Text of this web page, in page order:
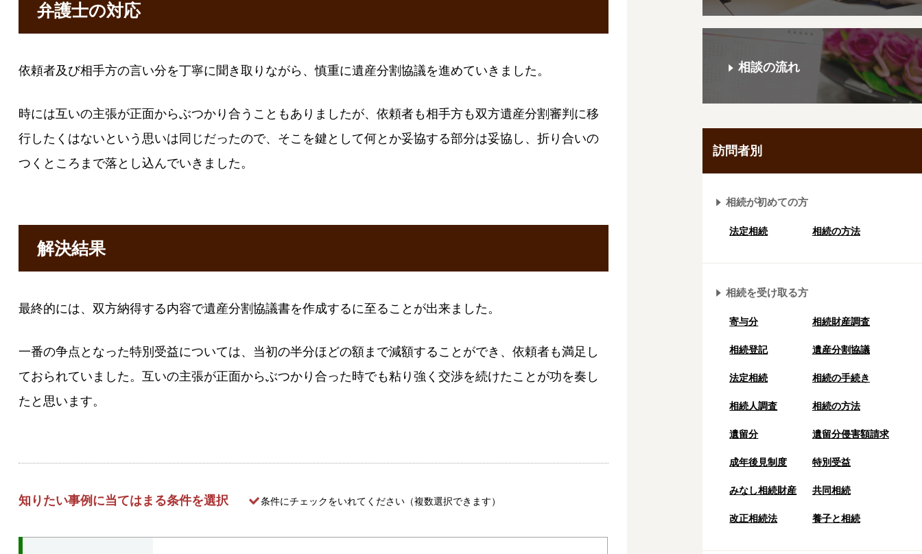
弁護士の対応
依頼者及び相手方の言い分を丁寧に聞き取りながら、慎重に遺産分割協議を進めていきました。
時には互いの主張が正面からぶつかり合うこともありましたが、依頼者も相手方も双方遺産分割審判に移
行したくはないという思いは同じだったので、そこを鍵として何とか妥協する部分は妥協し、折り合いの
つくところまで落とし込んでいきました。
解決結果
最終的には、双方納得する内容で遺産分割協議書を作成するに至ることが出来ました。
一番の争点となった特別受益については、当初の半分ほどの額まで減額することができ、依頼者も満足し
ておられていました。互いの主張が正面からぶつかり合った時でも粘り強く交渉を続けたことが功を奏し
たと思います。
知りたい事例に当てはまる条件を選択 条件にチェックをいれてください（複数選択できます）
相談の流れ
訪問者別
相続が初めての方
法定相続 相続の方法
相続を受け取る方
寄与分 相続財産調査
相続登記 遺産分割協議
法定相続 相続の⼿続き
相続人調査 相続の方法
遺留分 遺留分侵害額請求
成年後⾒制度 特別受益
みなし相続財産 共同相続
改正相続法 養子と相続